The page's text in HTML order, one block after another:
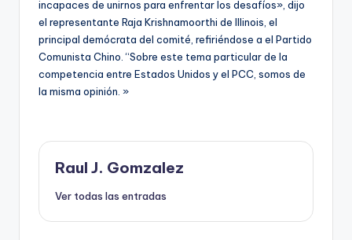
incapaces de unirnos para enfrentar los desafíos», dijo
el representante Raja Krishnamoorthi de Illinois, el
principal demócrata del comité, refiriéndose a el Partido
Comunista Chino. “Sobre este tema particular de la
competencia entre Estados Unidos y el PCC, somos de
la misma opinión. »
Raul J. Gomzalez
Ver todas las entradas